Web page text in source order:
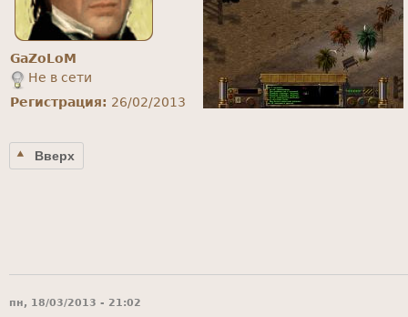
GaZoLoM
Не в сети
Регистрация: 26/02/2013
Вверх
пн, 18/03/2013 - 21:02